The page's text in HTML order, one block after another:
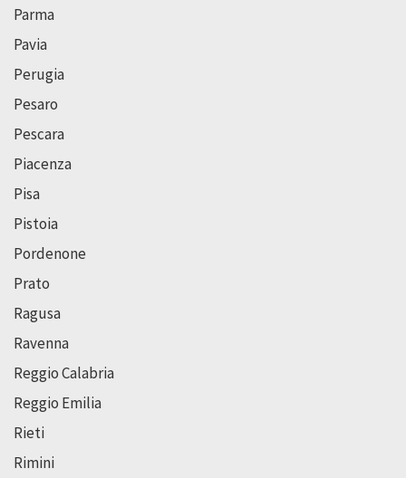
Parma
Pavia
Perugia
Pesaro
Pescara
Piacenza
Pisa
Pistoia
Pordenone
Prato
Ragusa
Ravenna
Reggio Calabria
Reggio Emilia
Rieti
Rimini